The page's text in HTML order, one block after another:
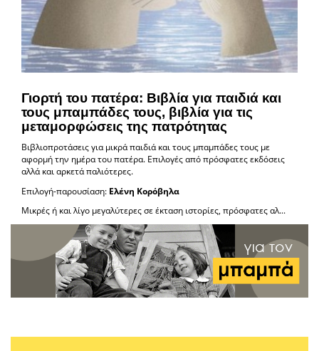
Γιορτή του πατέρα: Βιβλία για παιδιά και
τους μπαμπάδες τους, βιβλία για τις
μεταμορφώσεις της πατρότητας
Βιβλιοπροτάσεις για μικρά παιδιά και τους μπαμπάδες τους με
αφορμή την ημέρα του πατέρα. Επιλογές από πρόσφατες εκδόσεις
αλλά και αρκετά παλιότερες.
Επιλογή-παρουσίαση: Ελένη Κορόβηλα
Μικρές ή και λίγο μεγαλύτερες σε έκταση ιστορίες, πρόσφατες αλ...